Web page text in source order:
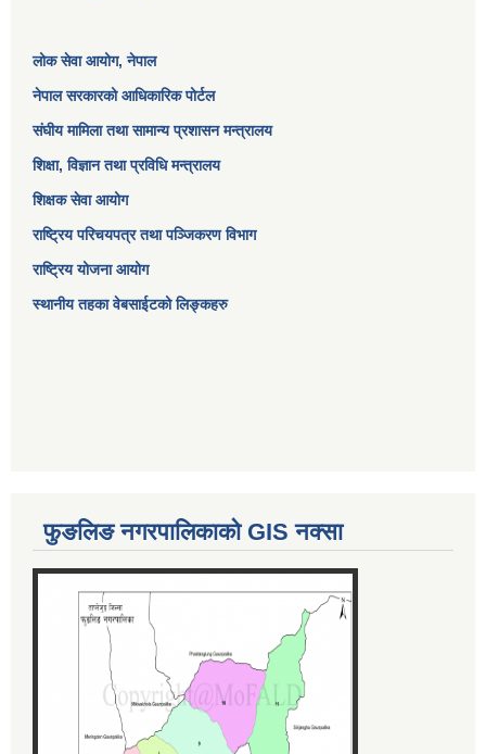
लोक सेवा आयोग, नेपाल
नेपाल सरकारको आधिकारिक पोर्टल
संघीय मामिला तथा सामान्य प्रशासन मन्त्रालय
शिक्षा, विज्ञान तथा प्रविधि मन्त्रालय
शिक्षक सेवा आयोग
राष्ट्रिय परिचयपत्र तथा पञ्जिकरण विभाग
राष्ट्रिय योजना आयोग
स्थानीय तहका वेबसाईटको लिङ्कहरु
फुङलिङ नगरपालिकाको GIS नक्सा